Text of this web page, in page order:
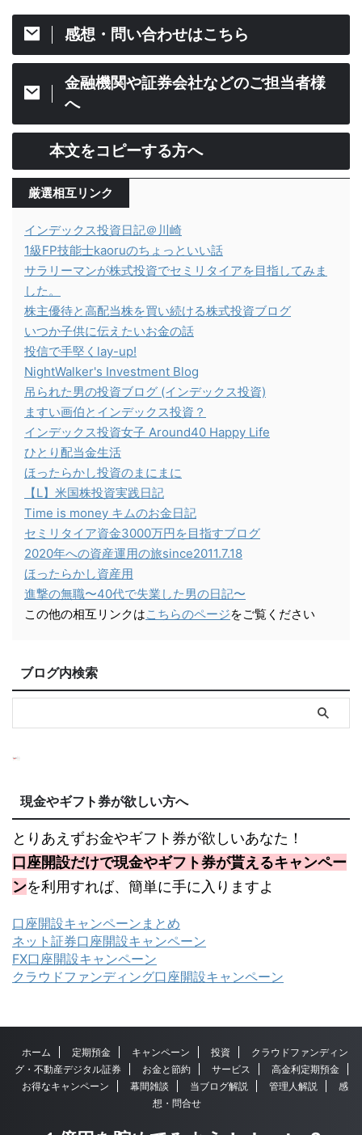
感想・問い合わせはこちら
金融機関や証券会社などのご担当者様
へ
本文をコピーする方へ
厳選相互リンク
インデックス投資日記＠川崎
1級FP技能士kaoruのちょっといい話
サラリーマンが株式投資でセミリタイアを目指してみま
した。
株主優待と高配当株を買い続ける株式投資ブログ
いつか子供に伝えたいお金の話
投信で手堅くlay-up!
NightWalker's Investment Blog
吊られた男の投資ブログ (インデックス投資)
ますい画伯とインデックス投資？
インデックス投資女子 Around40 Happy Life
ひとり配当金生活
ほったらかし投資のまにまに
【L】米国株投資実践日記
Time is money キムのお金日記
セミリタイア資金3000万円を目指すブログ
2020年への資産運用の旅since2011.7.18
ほったらかし資産用
進撃の無職〜40代で失業した男の日記〜
この他の相互リンクはこちらのページをご覧ください
ブログ内検索
現金やギフト券が欲しい方へ
とりあえずお金やギフト券が欲しいあなた！
口座開設だけで現金やギフト券が貰えるキャンペー
ンを利用すれば、簡単に手に入りますよ
口座開設キャンペーンまとめ
ネット証券口座開設キャンペーン
FX口座開設キャンペーン
クラウドファンディング口座開設キャンペーン
ホーム 定期預金 キャンペーン 投資
クラウドファンディン
グ・不動産デジタル証券
お金と節約 サービス
高金利定期預金
お得なキャンペーン
幕間雑談 当ブログ解説 管理人解説
感
想・問合せ